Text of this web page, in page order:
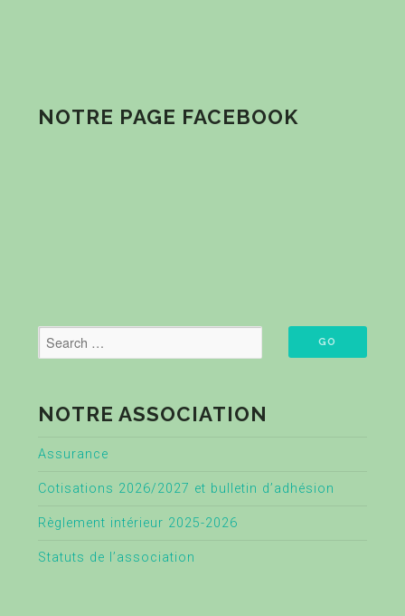
NOTRE PAGE FACEBOOK
NOTRE ASSOCIATION
Assurance
Cotisations 2026/2027 et bulletin d’adhésion
Règlement intérieur 2025-2026
Statuts de l’association